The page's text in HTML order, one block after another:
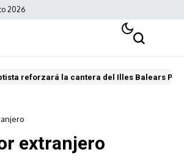
2026
reforzará la cantera del Illes Balears
extranjero